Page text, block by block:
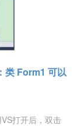
类 Form1 可以
打开后，双击